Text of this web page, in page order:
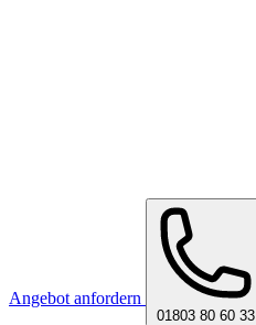
Angebot anfordern
01803 80 60 33